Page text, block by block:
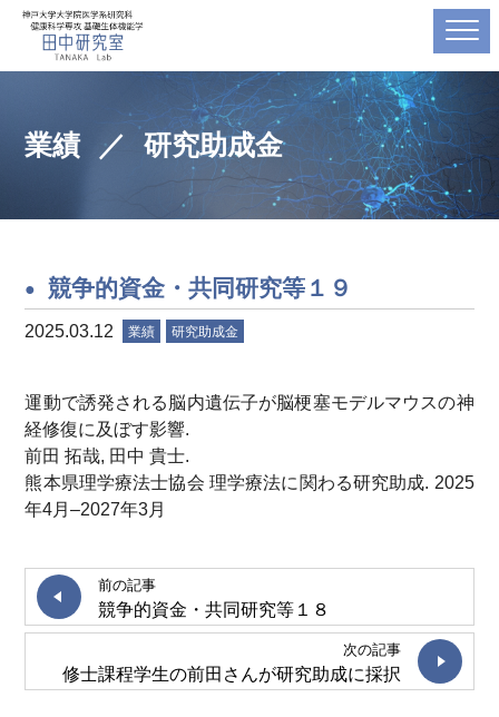
業績 研究助成金
競争的資金・共同研究等１９
2025.03.12 業績 研究助成金
運動で誘発される脳内遺伝子が脳梗塞モデルマウスの神
経修復に及ぼす影響.
前田 拓哉, 田中 貴士.
熊本県理学療法士協会 理学療法に関わる研究助成. 2025
年4月–2027年3月
前の記事
競争的資金・共同研究等１８
次の記事
修士課程学生の前田さんが研究助成に採択